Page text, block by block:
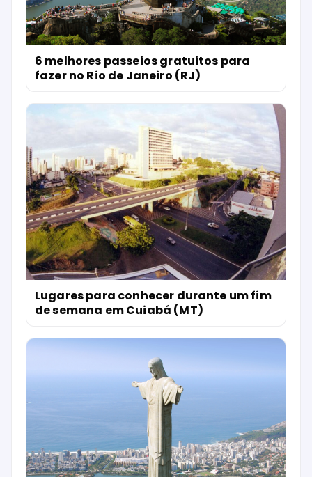
6 melhores passeios gratuitos para
fazer no Rio de Janeiro (RJ)
Lugares para conhecer durante um fim
de semana em Cuiabá (MT)